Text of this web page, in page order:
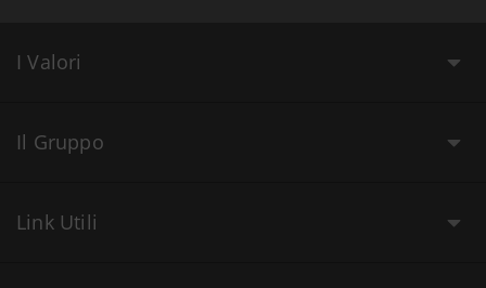
I Valori
Il Gruppo
Link Utili